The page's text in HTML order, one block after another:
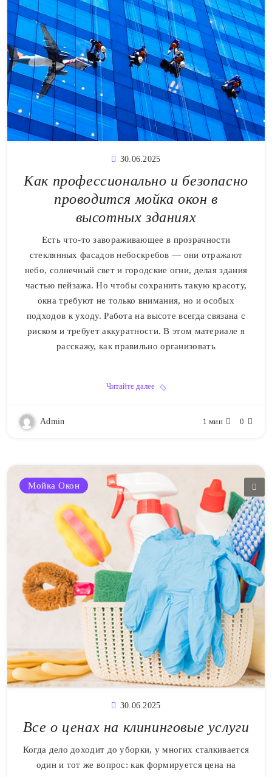
30.06.2025
Как профессионально и безопасно
проводится мойка окон в
высотных зданиях
Есть что-то завораживающее в прозрачности
стеклянных фасадов небоскребов — они отражают
небо, солнечный свет и городские огни, делая здания
частью пейзажа. Но чтобы сохранить такую красоту,
окна требуют не только внимания, но и особых
подходов к уходу. Работа на высоте всегда связана с
риском и требует аккуратности. В этом материале я
расскажу, как правильно организовать
Читайте далее
Admin 1 мин 0
Мойка Окон
30.06.2025
Все о ценах на клининговые услуги
Когда дело доходит до уборки, у многих сталкивается
один и тот же вопрос: как формируется цена на